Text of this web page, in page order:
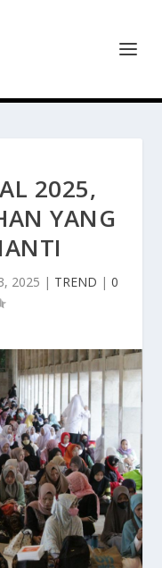
2025,
YANG
2025 | TREND | 0